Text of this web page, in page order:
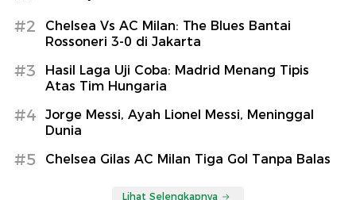
#2
Chelsea Vs AC Milan: The Blues Bantai
Rossoneri 3-0 di Jakarta
#3
Hasil Laga Uji Coba: Madrid Menang Tipis
Atas Tim Hungaria
#4
Jorge Messi, Ayah Lionel Messi, Meninggal
Dunia
#5 Chelsea Gilas AC Milan Tiga Gol Tanpa Balas
Lihat Selengkapnya